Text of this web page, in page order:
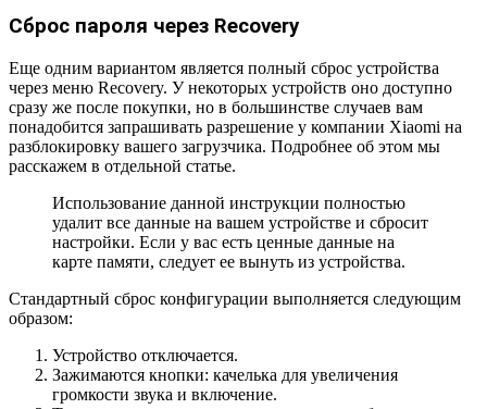
Сброс пароля через Recovery
Еще одним вариантом является полный сброс устройства
через меню Recovery. У некоторых устройств оно доступно
сразу же после покупки, но в большинстве случаев вам
понадобится запрашивать разрешение у компании Xiaomi на
разблокировку вашего загрузчика. Подробнее об этом мы
расскажем в отдельной статье.
Использование данной инструкции полностью
удалит все данные на вашем устройстве и сбросит
настройки. Если у вас есть ценные данные на
карте памяти, следует ее вынуть из устройства.
Стандартный сброс конфигурации выполняется следующим
образом:
Устройство отключается.
Зажимаются кнопки: качелька для увеличения
громкости звука и включение.